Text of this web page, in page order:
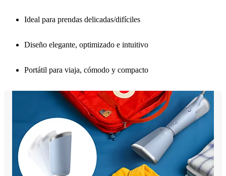
Ideal para prendas delicadas/difíciles
Diseño elegante, optimizado e intuitivo
Portátil para viaja, cómodo y compacto